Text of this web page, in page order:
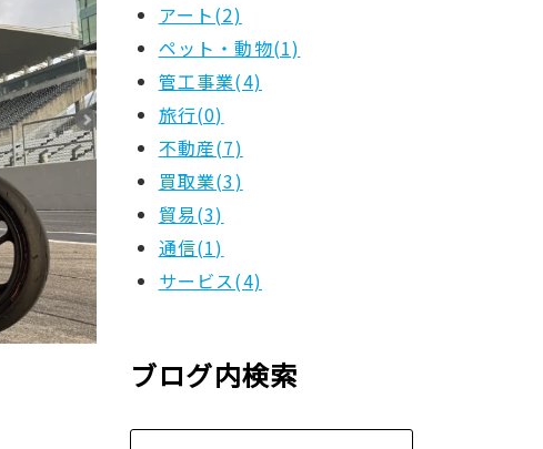
アート(2)
ペット・動物(1)
管工事業(4)
旅行(0)
不動産(7)
買取業(3)
貿易(3)
通信(1)
サービス(4)
ブログ内検索